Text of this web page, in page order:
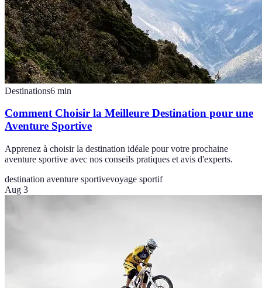
Destinations6 min
Comment Choisir la Meilleure Destination pour une
Aventure Sportive
Apprenez à choisir la destination idéale pour votre prochaine
aventure sportive avec nos conseils pratiques et avis d'experts.
destination aventure sportivevoyage sportif
Aug 3